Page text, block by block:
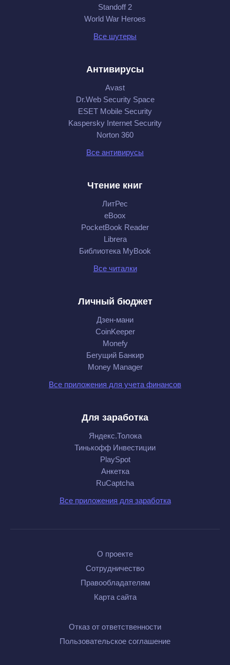
Standoff 2
World War Heroes
Все шутеры
Антивирусы
Avast
Dr.Web Security Space
ESET Mobile Security
Kaspersky Internet Security
Norton 360
Все антивирусы
Чтение книг
ЛитРес
eBoox
PocketBook Reader
Librera
Библиотека MyBook
Все читалки
Личный бюджет
Дзен-мани
CoinKeeper
Monefy
Бегущий Банкир
Money Manager
Все приложения для учета финансов
Для заработка
Яндекс.Толока
Тинькофф Инвестиции
PlaySpot
Анкетка
RuCaptcha
Все приложения для заработка
О проекте
Сотрудничество
Правообладателям
Карта сайта
Отказ от ответственности
Пользовательское соглашение